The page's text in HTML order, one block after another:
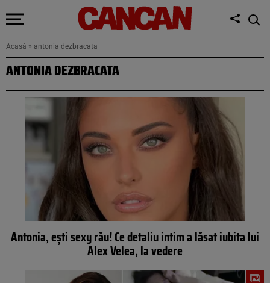
Acasă » antonia dezbracata
ANTONIA DEZBRACATA
Antonia, ești sexy rău! Ce detaliu intim a lăsat iubita lui
Alex Velea, la vedere